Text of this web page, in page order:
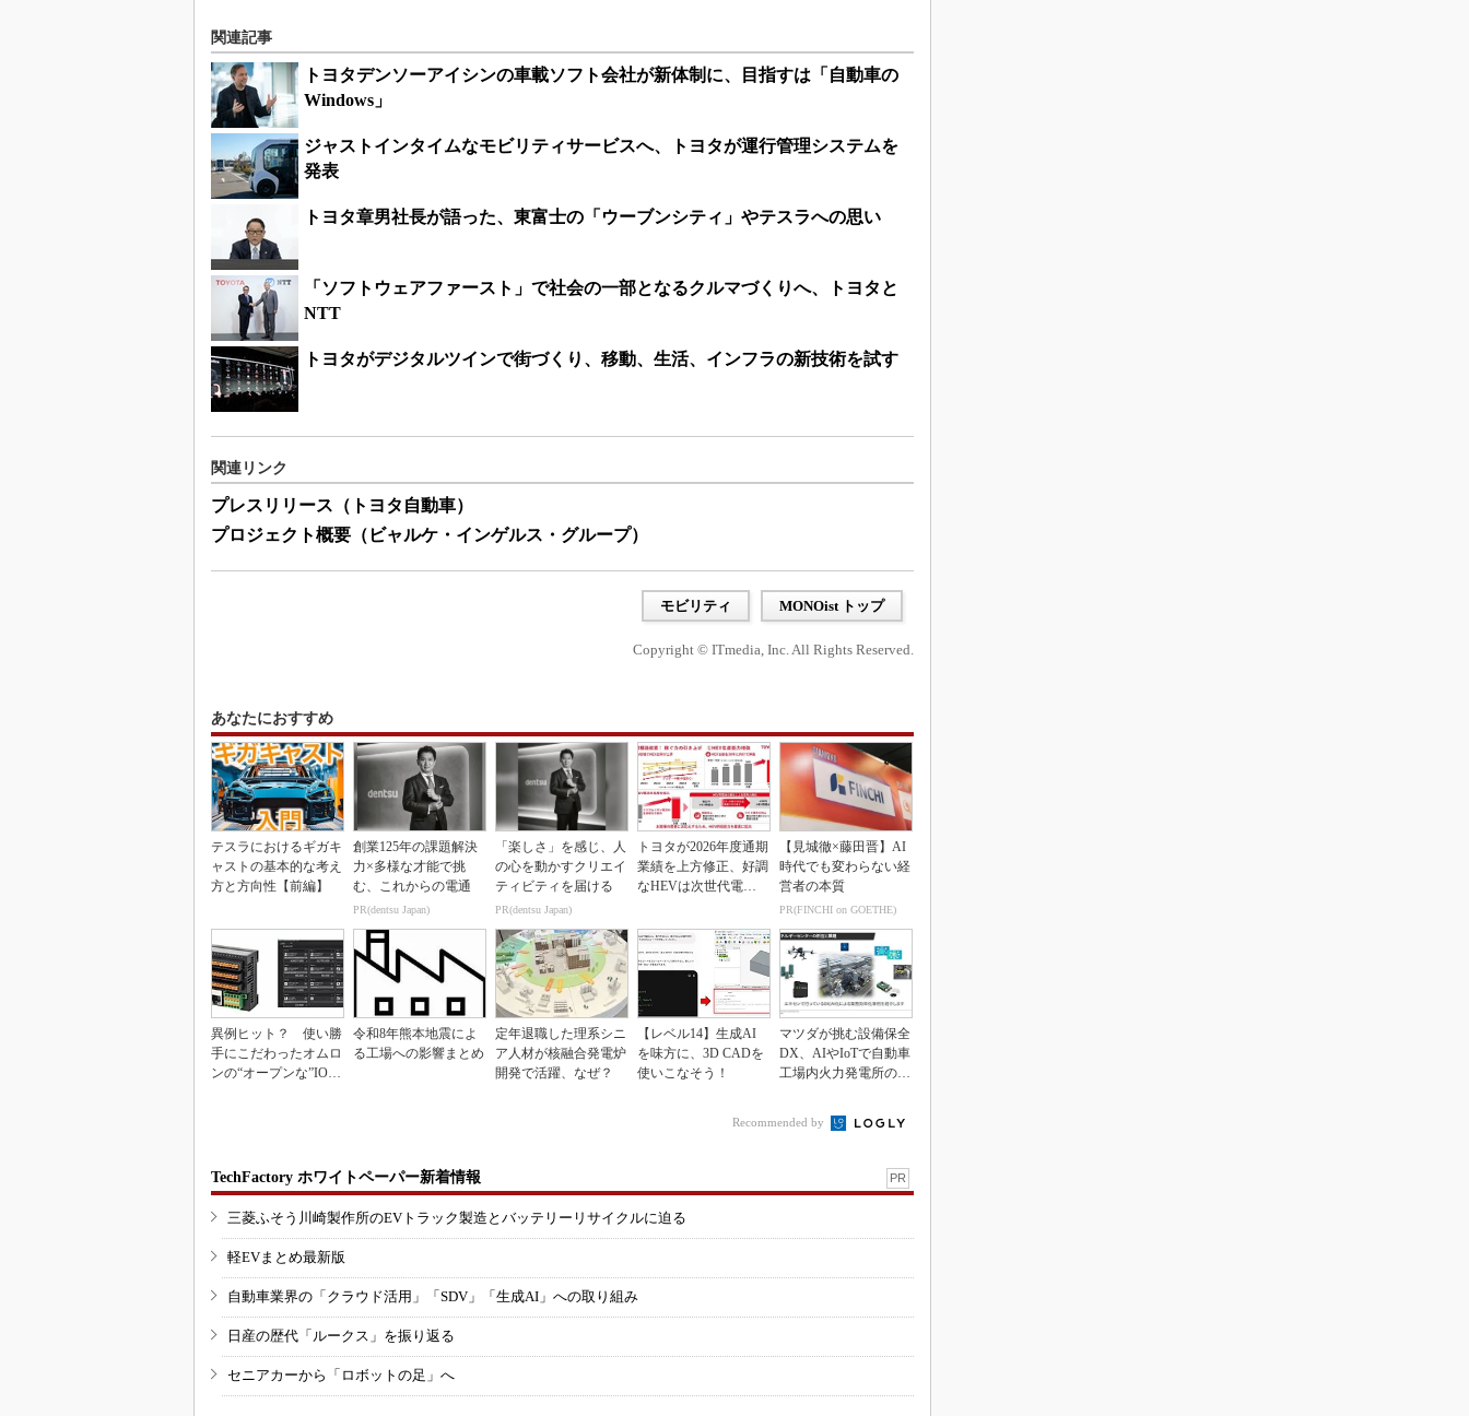
関連記事
トヨタデンソーアイシンの車載ソフト会社が新体制に、目指すは「自動車の
Windows」
ジャストインタイムなモビリティサービスへ、トヨタが運行管理システムを
発表
トヨタ章男社長が語った、東富士の「ウーブンシティ」やテスラへの思い
「ソフトウェアファースト」で社会の一部となるクルマづくりへ、トヨタと
NTT
トヨタがデジタルツインで街づくり、移動、生活、インフラの新技術を試す
関連リンク
プレスリリース（トヨタ自動車）
プロジェクト概要（ビャルケ・インゲルス・グループ）
モビリティ MONOist トップ
Copyright © ITmedia, Inc. All Rights Reserved.
あなたにおすすめ
テスラにおけるギガキ
ャストの基本的な考え
方と方向性【前編】
創業125年の課題解決
力×多様な才能で挑
む、これからの電通
PR(dentsu Japan)
「楽しさ」を感じ、人
の心を動かすクリエイ
ティビティを届ける
PR(dentsu Japan)
トヨタが2026年度通期
業績を上方修正、好調
なHEVは次世代電池
【見城徹×藤田晋】AI
時代でも変わらない経
営者の本質
PR(FINCHI on GOETHE)
異例ヒット？ 使い勝
手にこだわったオムロ
ンの“オープンな”IO-L
令和8年熊本地震によ
る工場への影響まとめ
定年退職した理系シニ
ア人材が核融合発電炉
開発で活躍、なぜ？
【レベル14】生成AI
を味方に、3D CADを
使いこなそう！
マツダが挑む設備保全
DX、AIやIoTで自動車
工場内火力発電所の現
Recommended by
TechFactory ホワイトペーパー新着情報 PR
三菱ふそう川崎製作所のEVトラック製造とバッテリーリサイクルに迫る
軽EVまとめ最新版
自動車業界の「クラウド活用」「SDV」「生成AI」への取り組み
日産の歴代「ルークス」を振り返る
セニアカーから「ロボットの足」へ